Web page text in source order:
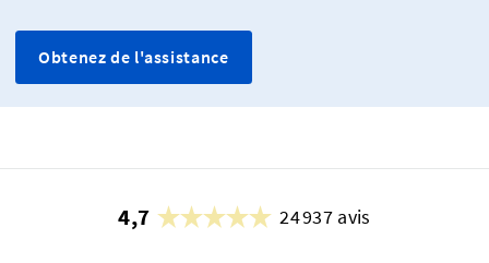
Obtenez de l'assistance
4,7 24 937 avis